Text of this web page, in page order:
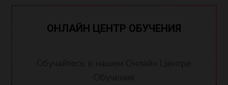
ОНЛАЙН ЦЕНТР ОБУЧЕНИЯ
Обучайтесь в нашем Онлайн Центре
Обучения